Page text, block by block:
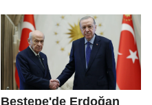
öneriyoruz
Beştepe'de Erdoğan